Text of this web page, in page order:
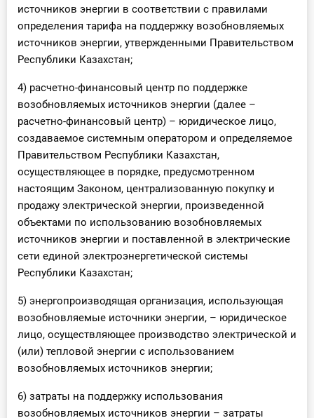
источников энергии в соответствии с правилами
определения тарифа на поддержку возобновляемых
источников энергии, утвержденными Правительством
Республики Казахстан;
4) расчетно-финансовый центр по поддержке
возобновляемых источников энергии (далее –
расчетно-финансовый центр) – юридическое лицо,
создаваемое системным оператором и определяемое
Правительством Республики Казахстан,
осуществляющее в порядке, предусмотренном
настоящим Законом, централизованную покупку и
продажу электрической энергии, произведенной
объектами по использованию возобновляемых
источников энергии и поставленной в электрические
сети единой электроэнергетической системы
Республики Казахстан;
5) энергопроизводящая организация, использующая
возобновляемые источники энергии, – юридическое
лицо, осуществляющее производство электрической и
(или) тепловой энергии с использованием
возобновляемых источников энергии;
6) затраты на поддержку использования
возобновляемых источников энергии – затраты